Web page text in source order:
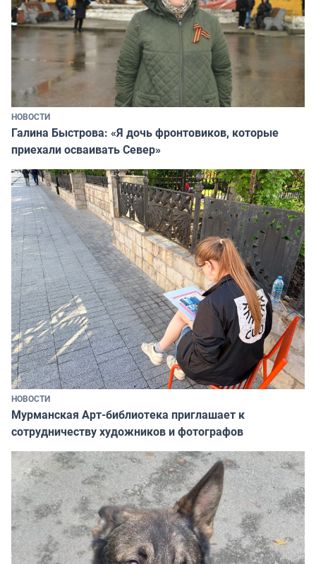
НОВОСТИ
Галина Быстрова: «Я дочь фронтовиков, которые
приехали осваивать Север»
НОВОСТИ
Мурманская Арт-библиотека приглашает к
сотрудничеству художников и фотографов